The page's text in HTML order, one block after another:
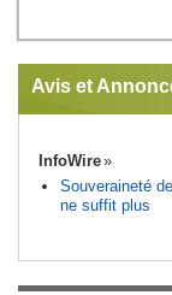
Avis et
InfoWire
Souveraineté
ne suffit plus